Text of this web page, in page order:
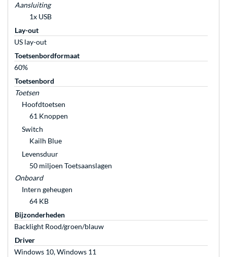
Aansluiting
1x USB
Lay-out
US lay-out
Toetsenbordformaat
60%
Toetsenbord
Toetsen
Hoofdtoetsen
61 Knoppen
Switch
Kailh Blue
Levensduur
50 miljoen Toetsaanslagen
Onboard
Intern geheugen
64 KB
Bijzonderheden
Backlight Rood/groen/blauw
Driver
Windows 10, Windows 11